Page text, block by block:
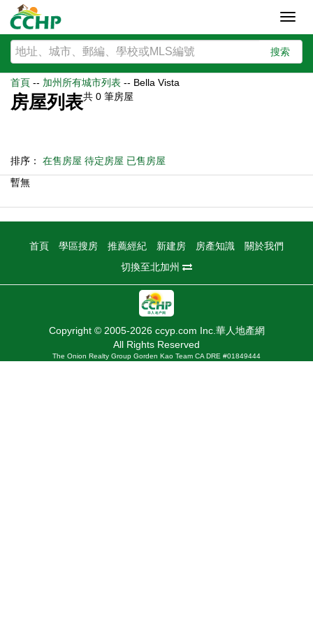
搜索
首頁 -- 加州所有城市列表 -- Bella Vista
房屋列表共 0 筆房屋
排序： 在售房屋 待定房屋 已售房屋
暫無
首頁 學區搜房 推薦經紀 新建房 房產知識
關於我們
切換至北加州
Copyright © 2005-2026 ccyp.com Inc.華人地產網
All Rights Reserved
The Onion Realty Group Gorden Kao Team CA DRE #01849444